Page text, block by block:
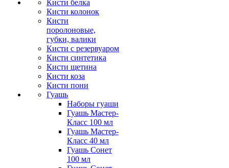
Кисти белка
Кисти колонок
Кисти
поролоновые,
губки, валики
Кисти с резервуаром
Кисти синтетика
Кисти щетина
Кисти коза
Кисти пони
Гуашь
Наборы гуаши
Гуашь Мастер-
Класс 100 мл
Гуашь Мастер-
Класс 40 мл
Гуашь Сонет
100 мл